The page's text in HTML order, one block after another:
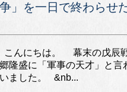
争」を一日で終わらせ
こんにちは。 幕末の戊辰
郷隆盛に「軍事の天才」と言
いました。 &nb...